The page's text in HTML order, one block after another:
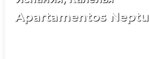
Apartamentos